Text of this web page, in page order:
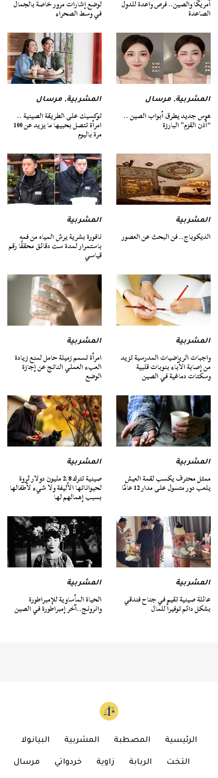
أمريكا والصين.. فرص واعدة للدول
الصاعدة
لوضع إشارات مرور خاصة بالجمال
في وسط الصحراء
المشربية,مرسال
هوس جديد يطرق أبواب الصين ..
“أذن القزم” البارزة
المشربية,مرسال
توكسيك على الطريقة الصينية ..
امرأة تتصل بحبيها ما يزيد عن 100
مرة باليوم
المشربية
الديكوباج.. فن البحث عن العصور
المشربية
نافورة بشرية يرش المياه من فمه
باستمرار لمدة ست دقائق محققًا رقم
قياسي
المشربية
واجبات الرياضيات المدرسية تزيد
من إصابة الآباء بنوبات قلبية
وسكتات دماغية في الصين
المشربية
امرأة تسمم زميلة حامل لمنع زيادة
العبء العملي الناتج عن إجازة
الوضع
المشربية
ممثل محترف يكسب لقمة العيش
يلعب دور متسول على مدار 12 عامًا
المشربية
صينية تترك 2.8 مليون دولار ثروة
لحيواناتها الأليفة ولا شيء لأطفالها
بسبب إهمالهم لها
المشربية
عائلة صينية تقيم في جناح فندقي
بشكل دائم توفيراً للمال
المشربية
الحياة المأساوية للإمبراطورة
وانرونج..آخر إمبراطورة في الصين
الرئيسية المصطبة المشربية البيانولا
التخت الربابة زاوية خردواتي مرسال